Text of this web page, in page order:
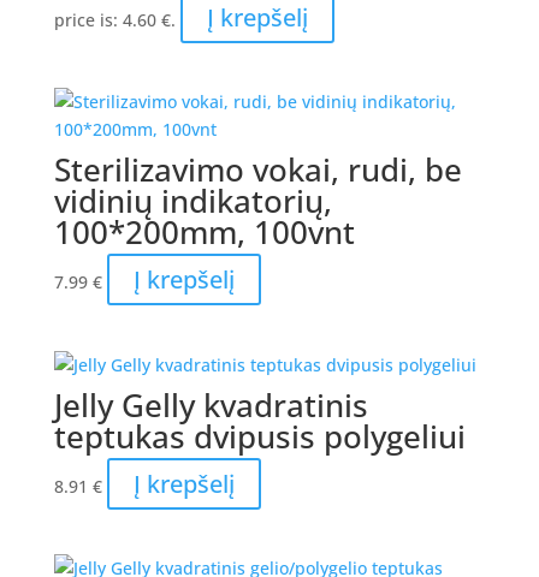
price is: 4.60 €.
Į krepšelį
Sterilizavimo vokai, rudi, be
vidinių indikatorių,
100*200mm, 100vnt
7.99 € Į krepšelį
Jelly Gelly kvadratinis
teptukas dvipusis polygeliui
8.91 € Į krepšelį